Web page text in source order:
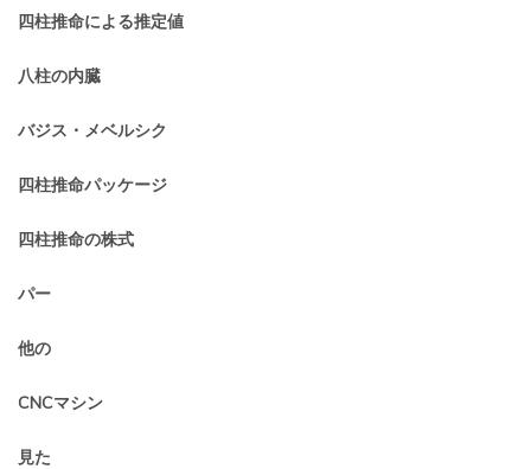
四柱推命による推定値
八柱の内臓
バジス・メベルシク
四柱推命パッケージ
四柱推命の株式
パー
他の
CNCマシン
見た